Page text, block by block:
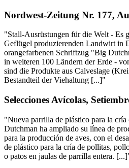
Nordwest-Zeitung Nr. 177,
"Stall-Ausrüstungen für die Welt - Es
Geflügel produzierenden Landwirt in
orangefarbenen Schriftzug "Big
in weiteren 100 Ländern der Erde -
sind die Produkte aus Calveslage
Bestandteil der Viehaltung [...]"
Selecciones Avícolas,
"Nueva parrilla de plástico para la
Dutchman ha ampliado su línea de
para la producción de aves, con el
de plástico para la cría de pollitas,
o patos en jaulas de parrilla entera.